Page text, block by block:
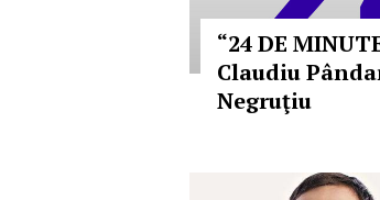
“24 DE
Claudiu
Negruţiu